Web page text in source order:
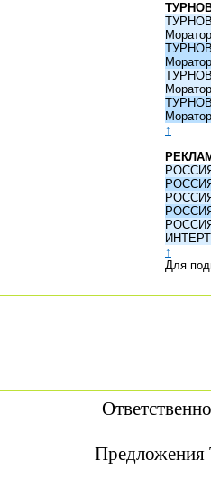
↑
РОССИЯ
РОССИЯ
РОССИЯ
РОССИЯ
РОССИЯ
↑
Для
Предложения